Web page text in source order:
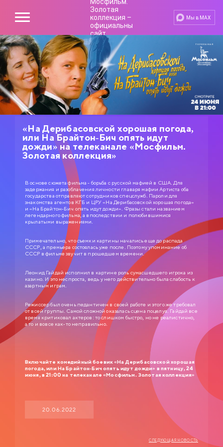
Мы в MAX
«На Дерибасовской хорошая погода,
или На Брайтон-Бич опять идут
дожди» на телеканале «Мосфильм.
Золотая коллекция»
В основе сюжета фильма - борьба с русской мафией в США. Для
задержания и разоблачения личности главаря мафии Артиста оба
государства отправляют сотрудников спецслужб. Пароли для
знакомства агентов КГБ и ЦРУ «На Дерибасовской хорошая погода»
и «На Брайтон-Бич опять идут дожди». Фразы стали названием
легендарного фильма, а впоследствии и полюбившимися
крылатыми выражениями.
Примечательно, что съемки картины начались еще до распада
СССР, а премьера состоялась уже после. Поэтому упоминание об
СССР в фильме звучит в прошедшем времени.
Леонид Гайдай исполнил в картине роль сумасшедшего игрока из
казино. И это неспроста, ведь у него действительно была слабость к
азартным играм.
Режиссер был очень педантичен в своей работе и этого же требовал
от всей группы. Самой сложной оказалась сцена поцелуя. Гайдай все
время критиковал актеров: то слишком быстро, но не реалистично,
а то и вовсе как-то неправильно.
Включайте комедийный боевик «На Дерибасовской хорошая
погода, или На Брайтон-Бич опять идут дожди» в пятницу, 24
июня, в 21:00 на телеканале «Мосфильм. Золотая коллекция»
20.06.2022
СЛЕДУЮЩАЯ НОВОСТЬ
СЛУЖЕБНЫЙ РОМАН
1977
ЗОЛОТАЯ КОЛЛЕКЦИЯ МОСФИЛЬМА
Анатолий Ефремович Новосельцев, рядовой служащий одного
статистического управления, — человек робкий и застенчивый. Для него
неплохо бы получить вакантное место зав. отделом, но он не знает как
подступиться к этому делу. Старый приятель Самохвалов советует ему
приударить за Людмилой Прокопьевной Калугиной, — сухарем в юбке и